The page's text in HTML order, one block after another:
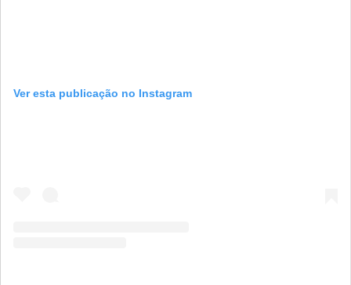
Ver esta publicação no Instagram